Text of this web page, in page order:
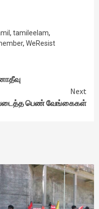
, tamileelam,
, WeResist
Next
படைத்த பெண் வேங்கைகள்